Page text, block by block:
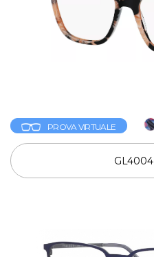
PROVA VIRTUALE
GL4004